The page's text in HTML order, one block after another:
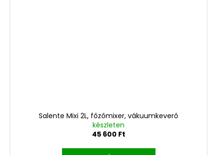
Salente Mixi 2L, főzőmixer, vákuumkeverő
készleten
45 600 Ft